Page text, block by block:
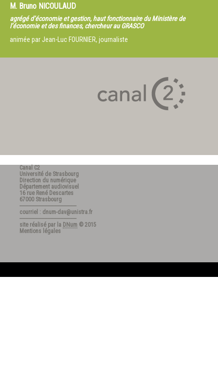
M. Bruno NICOULAUD
agrégé d’économie et gestion, haut fonctionnaire du Ministère de
l’économie et des finances, chercheur au GRASCO
animée par Jean-Luc FOURNIER, journaliste
Canal C2
Université de Strasbourg
Direction du numérique
Département audiovisuel
16 rue René Descartes
67000 Strasbourg
---------------------------------------
courriel : dnum-dav@unistra.fr
---------------------------------------
site réalisé par la DNum © 2015
Mentions légales